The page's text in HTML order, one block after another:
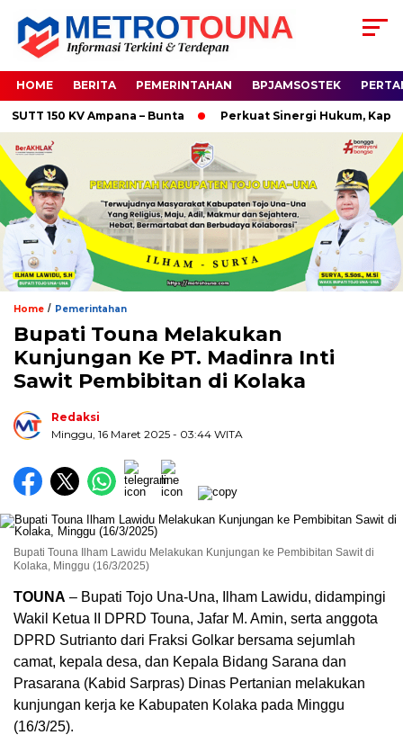
HOME BERITA PEMERINTAHAN BPJAMSOSTEK
150 KV Ampana – Bunta Perkuat Sinergi Hukum, Kapolres
Home / Pemerintahan
Bupati Touna Melakukan
Kunjungan Ke PT. Madinra Inti
Sawit Pembibitan di Kolaka
Redaksi
Minggu, 16 Maret 2025 - 03:44 WITA
Bupati Touna Ilham Lawidu Melakukan Kunjungan ke Pembibitan Sawit di
Kolaka, Minggu (16/3/2025)
TOUNA – Bupati Tojo Una-Una, Ilham Lawidu, didampingi
Wakil Ketua II DPRD Touna, Jafar M. Amin, serta anggota
DPRD Sutrianto dari Fraksi Golkar bersama sejumlah
camat, kepala desa, dan Kepala Bidang Sarana dan
Prasarana (Kabid Sarpras) Dinas Pertanian melakukan
kunjungan kerja ke Kabupaten Kolaka pada Minggu
(16/3/25).